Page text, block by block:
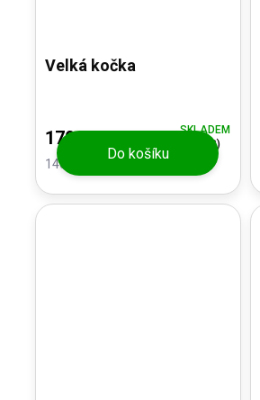
Velká kočka
140,50 Kč bez DPH
170 Kč
SKLADEM
(2 KS)
Do košíku